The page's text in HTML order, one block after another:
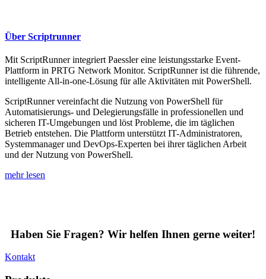
Über Scriptrunner
Mit ScriptRunner integriert Paessler eine leistungsstarke Event-
Plattform in PRTG Network Monitor. ScriptRunner ist die führende,
intelligente All-in-one-Lösung für alle Aktivitäten mit PowerShell.
ScriptRunner vereinfacht die Nutzung von PowerShell für
Automatisierungs- und Delegierungsfälle in professionellen und
sicheren IT-Umgebungen und löst Probleme, die im täglichen
Betrieb entstehen. Die Plattform unterstützt IT-Administratoren,
Systemmanager und DevOps-Experten bei ihrer täglichen Arbeit
und der Nutzung von PowerShell.
mehr lesen
Haben Sie Fragen? Wir helfen Ihnen gerne weiter!
Kontakt